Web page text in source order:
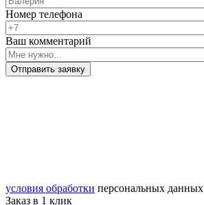
Номер телефона
Ваш комментарий
Отправить заявку
условия обработки персональных данных
Заказ в 1 клик